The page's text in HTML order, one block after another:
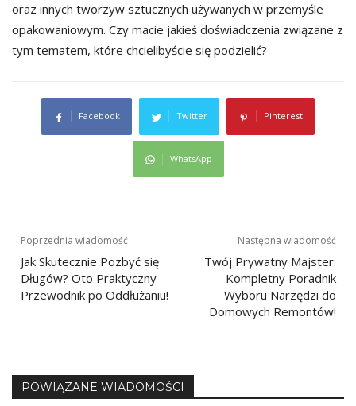
oraz innych tworzyw sztucznych używanych w przemyśle
opakowaniowym. Czy macie jakieś doświadczenia związane z
tym tematem, które chcielibyście się podzielić?
Facebook Twitter Pinterest
WhatsApp
Nawigacja
wpisu
Poprzednia wiadomość
Jak Skutecznie Pozbyć się
Długów? Oto Praktyczny
Przewodnik po Oddłużaniu!
Następna wiadomość
Twój Prywatny Majster:
Kompletny Poradnik
Wyboru Narzędzi do
Domowych Remontów!
POWIĄZANE WIADOMOŚCI